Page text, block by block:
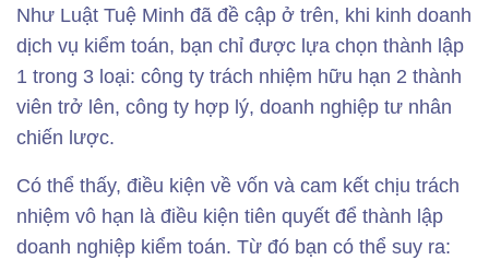
Như Luật Tuệ Minh đã đề cập ở trên, khi kinh doanh
dịch vụ kiểm toán, bạn chỉ được lựa chọn thành lập
1 trong 3 loại: công ty trách nhiệm hữu hạn 2 thành
viên trở lên, công ty hợp lý, doanh nghiệp tư nhân
chiến lược.
Có thể thấy, điều kiện về vốn và cam kết chịu trách
nhiệm vô hạn là điều kiện tiên quyết để thành lập
doanh nghiệp kiểm toán. Từ đó bạn có thể suy ra: